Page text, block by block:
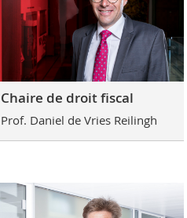
Chaire de droit fiscal
Prof. Daniel de Vries Reilingh